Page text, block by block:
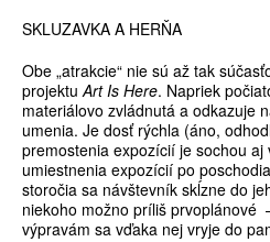
SKLUZAVKA A HERŇA
Obe „atrakcie“ nie sú až tak
projektuArt Is Here. Napriek
materiálovo zvládnutá a odkazuje
umenia. Je dosť rýchla (áno,
premostenia expozícií je sochou
umiestnenia expozícií po
storočia sa návštevník skĺzne do
niekoho možno príliš prvoplánové
výpravám sa vďaka nej vryje do